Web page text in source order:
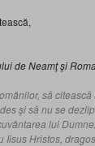
de Neamţ şi
să
şi să nu se
lui
Iisus Hristos,